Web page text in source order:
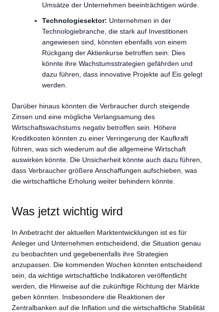
Umsätze der Unternehmen beeinträchtigen würde.
Technologiesektor: Unternehmen in der
Technologiebranche, die stark auf Investitionen
angewiesen sind, könnten ebenfalls von einem
Rückgang der Aktienkurse betroffen sein. Dies
könnte ihre Wachstumsstrategien gefährden und
dazu führen, dass innovative Projekte auf Eis gelegt
werden.
Darüber hinaus könnten die Verbraucher durch steigende
Zinsen und eine mögliche Verlangsamung des
Wirtschaftswachstums negativ betroffen sein. Höhere
Kreditkosten könnten zu einer Verringerung der Kaufkraft
führen, was sich wiederum auf die allgemeine Wirtschaft
auswirken könnte. Die Unsicherheit könnte auch dazu führen,
dass Verbraucher größere Anschaffungen aufschieben, was
die wirtschaftliche Erholung weiter behindern könnte.
Was jetzt wichtig wird
In Anbetracht der aktuellen Marktentwicklungen ist es für
Anleger und Unternehmen entscheidend, die Situation genau
zu beobachten und gegebenenfalls ihre Strategien
anzupassen. Die kommenden Wochen könnten entscheidend
sein, da wichtige wirtschaftliche Indikatoren veröffentlicht
werden, die Hinweise auf die zukünftige Richtung der Märkte
geben könnten. Insbesondere die Reaktionen der
Zentralbanken auf die Inflation und die wirtschaftliche Stabilität